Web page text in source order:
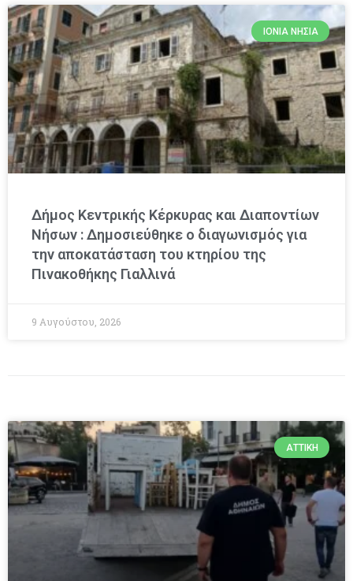
ΙΌΝΙΑ ΝΗΣΙΆ
Δήμος Κεντρικής Κέρκυρας και Διαποντίων
Νήσων : Δημοσιεύθηκε ο διαγωνισμός για
την αποκατάσταση του κτηρίου της
Πινακοθήκης Γιαλλινά
9 Αυγούστου, 2026
ΑΤΤΙΚΉ